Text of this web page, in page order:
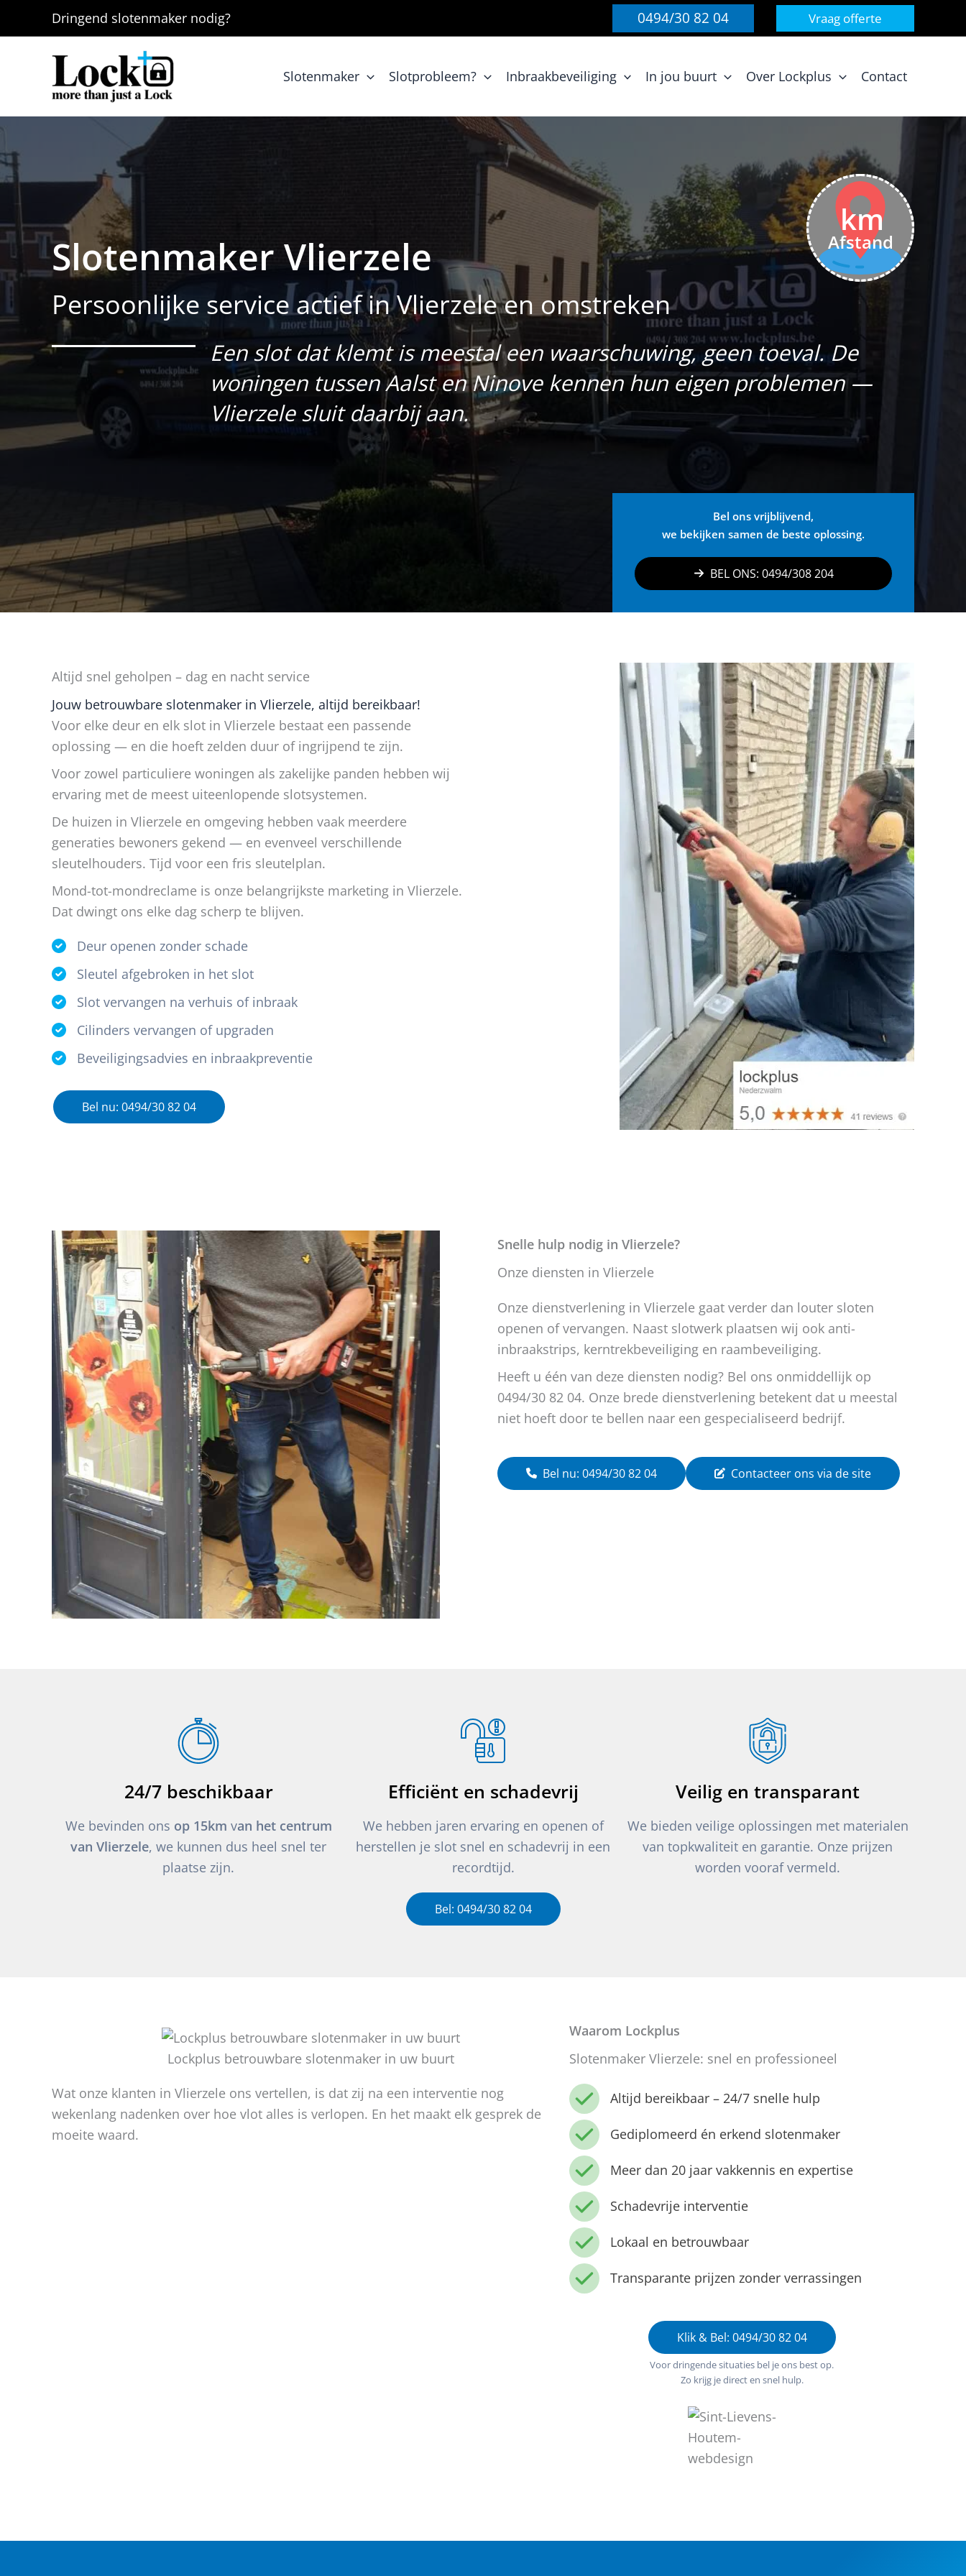
Dringend slotenmaker nodig? 0494/30 82 04 Vraag offerte
Slotenmaker Slotprobleem? Inbraakbeveiliging In jou buurt Over Lockplus Contact
km
Afstand
Slotenmaker Vlierzele
Persoonlijke service actief in Vlierzele en omstreken
Een slot dat klemt is meestal een waarschuwing, geen toeval. De
woningen tussen Aalst en Ninove kennen hun eigen problemen —
Vlierzele sluit daarbij aan.
Bel ons vrijblijvend,
we bekijken samen de beste oplossing.
BEL ONS: 0494/308 204
Altijd snel geholpen – dag en nacht service
Jouw betrouwbare slotenmaker in Vlierzele, altijd bereikbaar!
Voor elke deur en elk slot in Vlierzele bestaat een passende
oplossing — en die hoeft zelden duur of ingrijpend te zijn.
Voor zowel particuliere woningen als zakelijke panden hebben wij
ervaring met de meest uiteenlopende slotsystemen.
De huizen in Vlierzele en omgeving hebben vaak meerdere
generaties bewoners gekend — en evenveel verschillende
sleutelhouders. Tijd voor een fris sleutelplan.
Mond-tot-mondreclame is onze belangrijkste marketing in Vlierzele.
Dat dwingt ons elke dag scherp te blijven.
Deur openen zonder schade
Sleutel afgebroken in het slot
Slot vervangen na verhuis of inbraak
Cilinders vervangen of upgraden
Beveiligingsadvies en inbraakpreventie
Bel nu: 0494/30 82 04
Snelle hulp nodig in Vlierzele?
Onze diensten in Vlierzele
Onze dienstverlening in Vlierzele gaat verder dan louter sloten
openen of vervangen. Naast slotwerk plaatsen wij ook anti-
inbraakstrips, kerntrekbeveiliging en raambeveiliging.
Heeft u één van deze diensten nodig? Bel ons onmiddellijk op
0494/30 82 04. Onze brede dienstverlening betekent dat u meestal
niet hoeft door te bellen naar een gespecialiseerd bedrijf.
Bel nu: 0494/30 82 04 Contacteer ons via de site
24/7 beschikbaar
We bevinden ons op 15km van het centrum
van Vlierzele, we kunnen dus heel snel ter
plaatse zijn.
Efficiënt en schadevrij
We hebben jaren ervaring en openen of
herstellen je slot snel en schadevrij in een
recordtijd.
Bel: 0494/30 82 04
Veilig en transparant
We bieden veilige oplossingen met materialen
van topkwaliteit en garantie. Onze prijzen
worden vooraf vermeld.
Lockplus betrouwbare slotenmaker in uw buurt
Wat onze klanten in Vlierzele ons vertellen, is dat zij na een interventie nog
wekenlang nadenken over hoe vlot alles is verlopen. En het maakt elk gesprek de
moeite waard.
Waarom Lockplus
Slotenmaker Vlierzele: snel en professioneel
Altijd bereikbaar – 24/7 snelle hulp
Gediplomeerd én erkend slotenmaker
Meer dan 20 jaar vakkennis en expertise
Schadevrije interventie
Lokaal en betrouwbaar
Transparante prijzen zonder verrassingen
Klik & Bel: 0494/30 82 04
Voor dringende situaties bel je ons best op.
Zo krijg je direct en snel hulp.